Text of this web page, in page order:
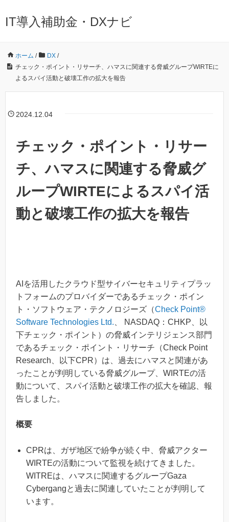
IT導入補助金・DXナビ
ホーム / DX /
チェック・ポイント・リサーチ、ハマスに関連する脅威グループWIRTEに
よるスパイ活動と破壊工作の拡大を報告
2024.12.04
チェック・ポイント・リサー
チ、ハマスに関連する脅威グ
ループWIRTEによるスパイ活
動と破壊工作の拡大を報告
AIを活用したクラウド型サイバーセキュリティプラッ
トフォームのプロバイダーであるチェック・ポイン
ト・ソフトウェア・テクノロジーズ（Check Point®
Software Technologies Ltd. 、 NASDAQ：CHKP、以
下チェック・ポイント）の脅威インテリジェンス部門
であるチェック・ポイント・リサーチ（Check Point
Research、以下CPR）は、過去にハマスと関連があ
ったことが判明している脅威グループ、WIRTEの活
動について、スパイ活動と破壊工作の拡大を確認、報
告しました。
概要
CPRは、ガザ地区で紛争が続く中、脅威アクター
WIRTEの活動について監視を続けてきました。
WITREは、ハマスに関連するグループGaza
Cybergangと過去に関連していたことが判明して
います。